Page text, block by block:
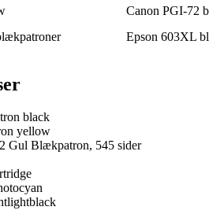
Canon PGI-72
Epson 603XL
black
yellow
Gul Blækpatron, 545 sider